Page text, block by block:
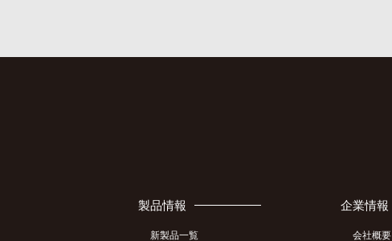
製品情報
新製品一覧
企業情報
会社概要